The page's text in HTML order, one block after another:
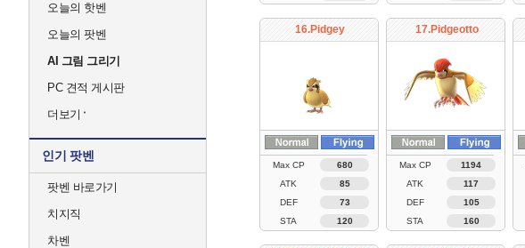
오늘의 핫벤
오늘의 팟벤
AI 그림 그리기
PC 견적 게시판
더보기
인기 팟벤
팟벤 바로가기
치지직
차벤
16.Pidgey
Max CP
680
ATK
85
DEF
73
STA
120
17.Pidgeotto
Max CP
1194
ATK
117
DEF
105
STA
160